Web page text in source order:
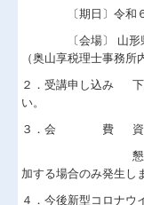
〔期日〕令和６年
〔会場〕 山形県ナ
（奥山享税理士事務所
２．受講申し込み 下
い。
３．会 費 資
懇親会費：
加する場合のみ発生し
４．今後新型コロナウ